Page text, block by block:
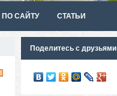
ПО САЙТУ СТАТЬИ
RSS
Поделитесь с друзьями